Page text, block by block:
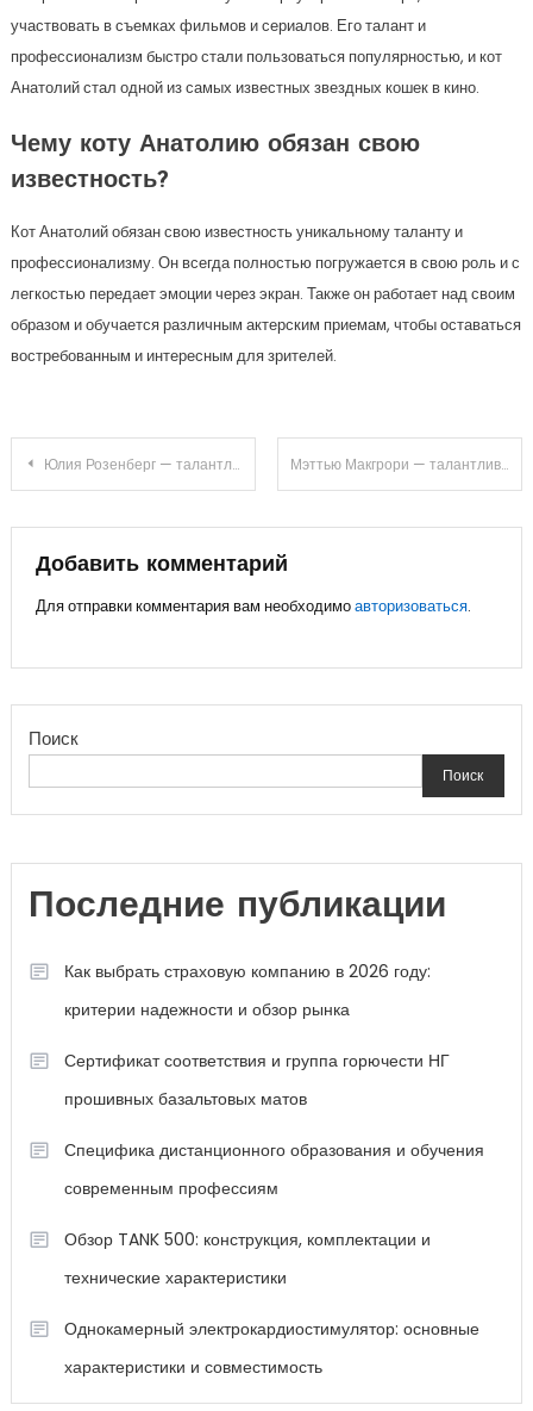
участвовать в съемках фильмов и сериалов. Его талант и
профессионализм быстро стали пользоваться популярностью, и кот
Анатолий стал одной из самых известных звездных кошек в кино.
Чему коту Анатолию обязан свою
известность?
Кот Анатолий обязан свою известность уникальному таланту и
профессионализму. Он всегда полностью погружается в свою роль и с
легкостью передает эмоции через экран. Также он работает над своим
образом и обучается различным актерским приемам, чтобы оставаться
востребованным и интересным для зрителей.
Навигация
по
записям
Юлия Розенберг — талантливая художница, гордость России, счастливая жена и любящая мама — личная жизнь, биография и достижения Мэттью Макгрори — талантливый актер, режиссер и продюсер, чьи достижения в киноиндустрии заслуживают восхищения и уважения
Добавить комментарий
Для отправки комментария вам необходимоавторизоваться.
Поиск
Поиск
Последние публикации
Как выбрать страховую компанию в 2026 году:
критерии надежности и обзор рынка
Сертификат соответствия и группа горючести НГ
прошивных базальтовых матов
Специфика дистанционного образования и обучения
современным профессиям
Обзор TANK 500: конструкция, комплектации и
технические характеристики
Однокамерный электрокардиостимулятор: основные
характеристики и совместимость